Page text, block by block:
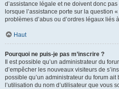
d’assistance légale et ne doivent donc
lorsque l’assistance porte sur la question
problèmes d’abus ou d’ordres légaux liés
Haut
Pourquoi ne puis-je pas m’inscrire ?
Il est possible qu’un administrateur du
d’empêcher les nouveaux visiteurs de
possible qu’un administrateur du forum
l’utilisation du nom d’utilisateur que vous